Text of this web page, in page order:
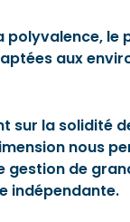
polyvalence,
aux
sur la solidité
nous
gestion de
indépendante.